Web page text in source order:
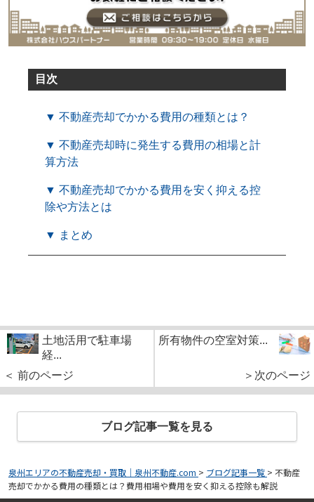
目次
▼ 不動産売却でかかる費用の種類とは？
▼ 不動産売却時に発生する費用の相場と計
算方法
▼ 不動産売却でかかる費用を安く抑える控
除や方法とは
▼ まとめ
土地活用で駐車場
経...
＜ 前のページ
所有物件の空室対策...
＞次のページ
ブログ記事一覧を見る
泉州エリアの不動産売却・買取｜泉州不動産.com > ブログ記事一覧 > 不動産
売却でかかる費用の種類とは？費用相場や費用を安く抑える控除も解説